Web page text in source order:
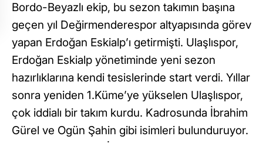
Bordo-Beyazlı ekip, bu sezon takımın başına
geçen yıl Değirmenderespor altyapısında görev
yapan Erdoğan Eskialp’ı getirmişti. Ulaşlıspor,
Erdoğan Eskialp yönetiminde yeni sezon
hazırlıklarına kendi tesislerinde start verdi. Yıllar
sonra yeniden 1.Küme’ye yükselen Ulaşlıspor,
çok iddialı bir takım kurdu. Kadrosunda İbrahim
Gürel ve Ogün Şahin gibi isimleri bulunduruyor.